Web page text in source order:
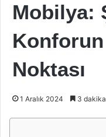
Mobilya:
Noktası
1 Aralık 2024 3